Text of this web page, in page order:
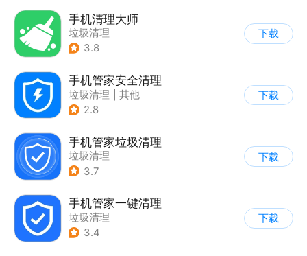
手机清理大师
垃圾清理
3.8
下载
手机管家安全清理
垃圾清理
其他
2.8
下载
手机管家垃圾清理
垃圾清理
3.7
下载
手机管家一键清理
垃圾清理
3.4
下载